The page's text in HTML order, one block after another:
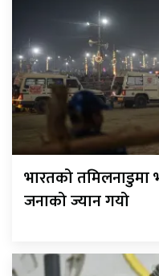
भारतको तमिलनाडुमा
जनाको ज्यान गयो